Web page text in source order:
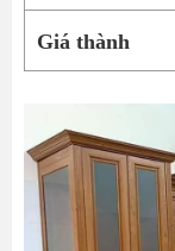
Giá thành